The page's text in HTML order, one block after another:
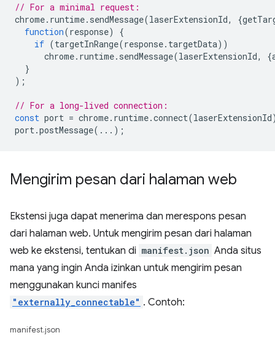
// For a minimal request:
chrome. runtime. sendMessage(laserExtensionId, {
function(response)
{
if (targetInRange(response. targetData))
chrome. runtime. sendMessage(laserExtensionId, {
}
);
// For a long-lived connection:
const port = chrome. runtime.connect(laserExtensionId
port.postMessage(...);
Mengirim pesan dari halaman web
Ekstensi juga dapat menerima dan merespons pesan
dari halaman web. Untuk mengirim pesan dari halaman
web ke ekstensi, tentukan di manifest.json Anda situs
mana yang ingin Anda izinkan untuk mengirim pesan
menggunakan kunci manifes
"externally_connectable" . Contoh:
manifest.json